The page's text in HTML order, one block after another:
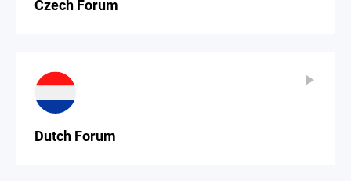
Czech Forum
Dutch Forum
▶